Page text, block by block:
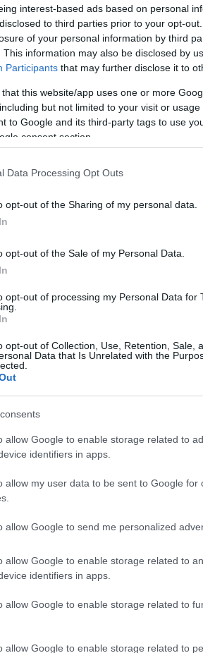
interest-based ads based on personal
to third parties prior to your opt-
of your personal information by third
This information may also be disclosed by
Participants that may further disclose it to
that this website/app uses one or more
but not limited to your visit or
to Google and its third-party tags to use
consent section.
Data Processing Opt Outs
opt-out of the Sharing of my personal data.
opt-out of the Sale of my Personal Data.
opt-out of processing my Personal Data for
opt-out of Collection, Use, Retention, Sale,
Data that Is Unrelated with the
allow Google to enable storage related to
identifiers in apps.
allow my user data to be sent to Google for
allow Google to send me personalized
allow Google to enable storage related to
identifiers in apps.
allow Google to enable storage related to
allow Google to enable storage related to
három olyan év következett, amikor
egy hullaházban. Ez nagyon
csalódottságot látsz, akárhova mész."
az érzésekre, és remélni, hogy soha
és iOS-re!
működését!